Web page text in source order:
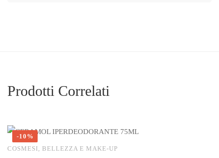
Prodotti Correlati
-10%
COSMESI, BELLEZZA E MAKE-UP